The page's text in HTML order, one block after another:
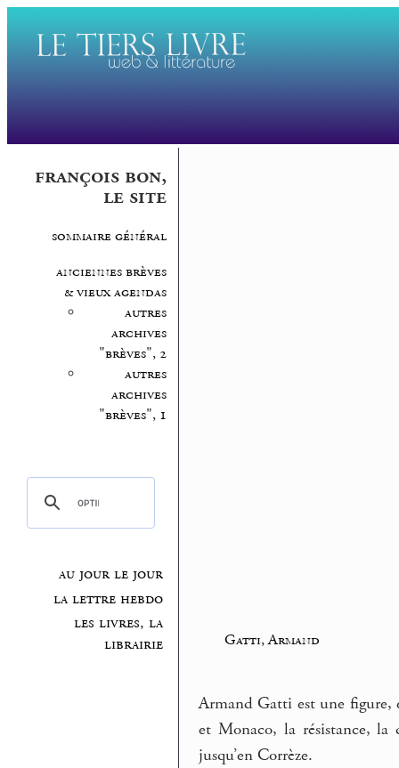
françois bon,
le site
sommaire général
anciennes brèves
& vieux agendas
autres
archives
"brèves", 2
autres
archives
"brèves", 1
au jour le jour
la lettre hebdo
les livres, la
librairie
Gatti, Armand
Armand Gatti est une figure,
et Monaco, la résistance,
jusqu’en Corrèze.